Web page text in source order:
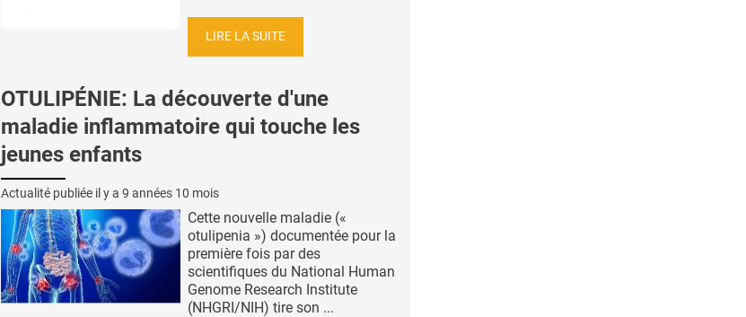
LIRE LA SUITE
OTULIPÉNIE: La découverte d'une
maladie inflammatoire qui touche les
jeunes enfants
Actualité publiée il y a 9 années 10 mois
Cette nouvelle maladie («
otulipenia ») documentée pour la
première fois par des
scientifiques du National Human
Genome Research Institute
(NHGRI/NIH) tire son ...